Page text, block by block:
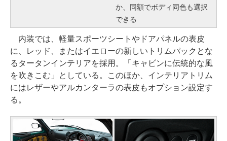
か、同額でボディ同色も選択
できる
内装では、軽量スポーツシートやドアパネルの表皮
に、レッド、またはイエローの新しいトリムパックとな
るタータンインテリアを採用。「キャビンに伝統的な風
を吹きこむ」としている。このほか、インテリアトリム
にはレザーやアルカンターラの表皮もオプション設定す
る。